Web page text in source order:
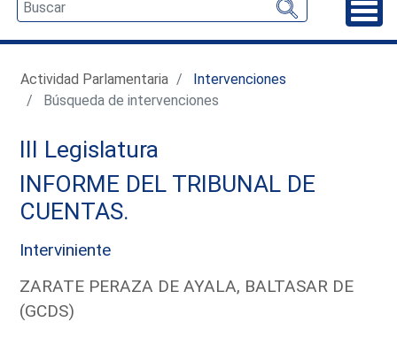
Actividad Parlamentaria
Intervenciones
Búsqueda de intervenciones
III Legislatura
INFORME DEL TRIBUNAL DE
CUENTAS.
Interviniente
ZARATE PERAZA DE AYALA, BALTASAR DE
(GCDS)